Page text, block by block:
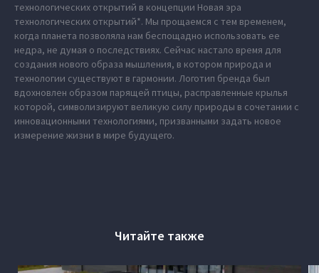
технологических открытий в концепции Новая эра
технологических открытий*. Мы прощаемся с тем временем,
когда планета позволяла нам беспощадно использовать ее
недра, не думая о последствиях. Сейчас настало время для
создания нового образа мышления, в котором природа и
технологии существуют в гармонии. Логотип бренда был
вдохновлен образом парящей птицы, расправленные крылья
которой, символизируют великую силу природы в сочетании с
инновационными технологиями, призванными задать новое
измерение жизни в мире будущего.
Читайте также